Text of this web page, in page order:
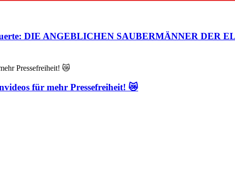
DIE ANGEBLICHEN SAUBERMÄNNER DER
für mehr Pressefreiheit! 😿